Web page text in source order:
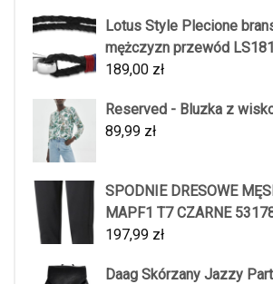
Lotus Style Plecione
mężczyzn przewód
189,00 zł
Reserved - Bluzka z
89,99 zł
SPODNIE DRESOWE
MAPF1 T7 CZARNE
197,99 zł
Daag Skórzany Jazzy